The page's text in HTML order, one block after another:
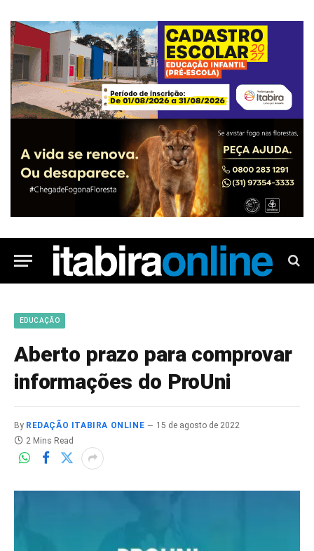
EDUCAÇÃO
Aberto prazo para comprovar
informações do ProUni
By REDAÇÃO ITABIRA ONLINE
15 de agosto de 2022
2 Mins Read